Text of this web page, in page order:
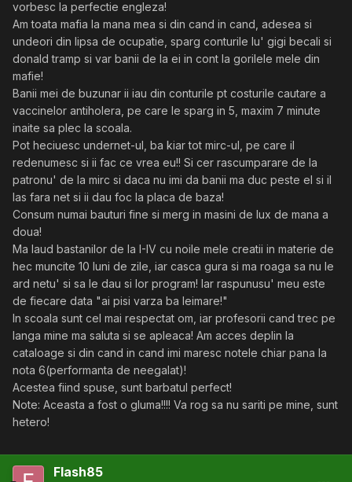
vorbesc la perfectie engleza!
Am toata mafia la mana mea si din cand in cand, adesea si
undeori din lipsa de ocupatie, sparg conturile lu' gigi becali si
donald tramp si var banii de la ei in cont la gorilele mele din
mafie!
Banii mei de buzunar ii iau din conturile pt costurile cautare a
vaccinelor antiholera, pe care le sparg in 5, maxim 7 minute
inaite sa plec la scoala.
Pot heciuesc undernet-ul, ba kiar tot mirc-ul, pe care il
redenumesc si ii fac ce vrea eu!! Si cer rascumparare de la
patronu' de la mirc si daca nu imi da banii ma duc peste el si il
las fara net si ii dau foc la placa de baza!
Consum numai bauturi fine si merg in masini de lux de mana a
doua!
Ma laud bastanilor de la I-IV cu noile mele creatii in materie de
hec muncite 10 luni de zile, iar casca gura si ma roaga sa nu le
ard netu' si sa le dau si lor program! Iar raspunusu' meu este
de fiecare data "ai pisi varza ba leimare!"
In scoala sunt cel mai respectat om, iar profesorii cand trec pe
langa mine ma saluta si se apleaca! Am acces deplin la
cataloage si din cand in cand imi maresc notele chiar pana la
nota 6(performanta de neegalat)!
Acestea fiind spuse, sunt barbatul perfect!
Note: Aceasta a fost o gluma!!!! Va rog sa nu sariti pe mine, sunt
hetero!
Flash85